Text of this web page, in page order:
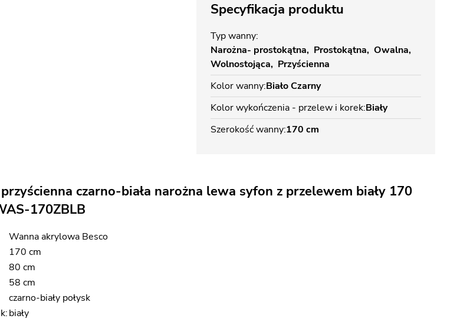
Specyfikacja produktu
Typ wanny
Narożna- prostokątna
Prostokątna Owalna
Wolnostojąca
Przyścienna
Kolor wanny Biało Czarny
Kolor wykończenia - przelew i korek Biały
Szerokość wanny 170 cm
czarno-biała narożna lewa syfon z przelewem biały 170
170ZBLB
Wanna akrylowa Besco
170 cm
80 cm
58 cm
czarno-biały połysk
biały